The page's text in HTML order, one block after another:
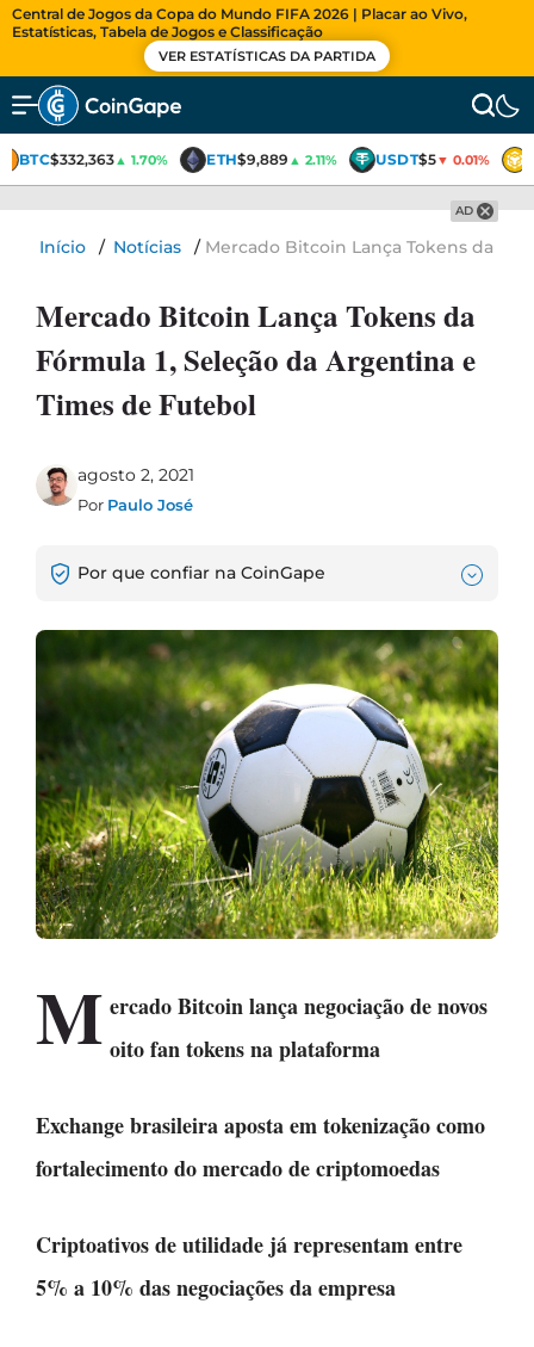
Central de Jogos da Copa do Mundo FIFA 2026 | Placar ao Vivo,
Estatísticas, Tabela de Jogos e Classificação
VER ESTATÍSTICAS DA PARTIDA
BTC$332,363▲ 1.70% ETH$9,889▲ 2.11% USDT$5▼ 0.01%
AD
Início / Notícias / Mercado Bitcoin Lança Tokens da
Mercado Bitcoin Lança Tokens da
Fórmula 1, Seleção da Argentina e
Times de Futebol
agosto 2, 2021
Por Paulo José
Por que confiar na CoinGape
M ercado Bitcoin lança negociação de novos
oito fan tokens na plataforma
Exchange brasileira aposta em tokenização como
fortalecimento do mercado de criptomoedas
Criptoativos de utilidade já representam entre
5% a 10% das negociações da empresa